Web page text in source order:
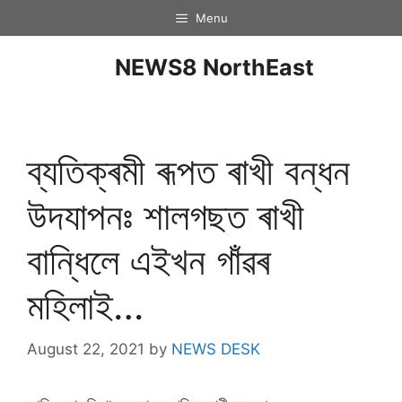
Menu
NEWS8 NorthEast
ব্যতিক্ৰমী ৰূপত ৰাখী বন্ধন
উদযাপনঃ শালগছত ৰাখী
বান্ধিলে এইখন গাঁৱৰ
মহিলাই…
August 22, 2021 by NEWS DESK